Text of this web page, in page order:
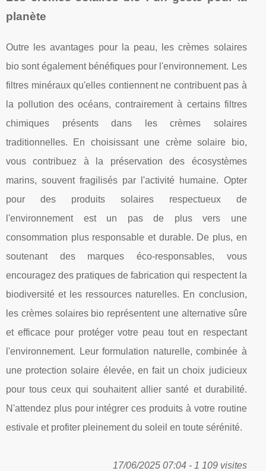
planète
Outre les avantages pour la peau, les crèmes solaires
bio sont également bénéfiques pour l'environnement. Les
filtres minéraux qu'elles contiennent ne contribuent pas à
la pollution des océans, contrairement à certains filtres
chimiques présents dans les crèmes solaires
traditionnelles. En choisissant une crème solaire bio,
vous contribuez à la préservation des écosystèmes
marins, souvent fragilisés par l'activité humaine. Opter
pour des produits solaires respectueux de
l'environnement est un pas de plus vers une
consommation plus responsable et durable. De plus, en
soutenant des marques éco-responsables, vous
encouragez des pratiques de fabrication qui respectent la
biodiversité et les ressources naturelles. En conclusion,
les crèmes solaires bio représentent une alternative sûre
et efficace pour protéger votre peau tout en respectant
l'environnement. Leur formulation naturelle, combinée à
une protection solaire élevée, en fait un choix judicieux
pour tous ceux qui souhaitent allier santé et durabilité.
N'attendez plus pour intégrer ces produits à votre routine
estivale et profiter pleinement du soleil en toute sérénité.
17/06/2025 07:04 - 1 109 visites